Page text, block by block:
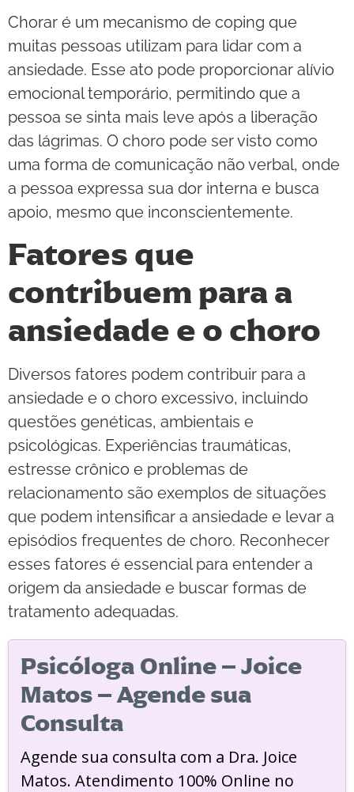
Chorar é um mecanismo de coping que
muitas pessoas utilizam para lidar com a
ansiedade. Esse ato pode proporcionar alívio
emocional temporário, permitindo que a
pessoa se sinta mais leve após a liberação
das lágrimas. O choro pode ser visto como
uma forma de comunicação não verbal, onde
a pessoa expressa sua dor interna e busca
apoio, mesmo que inconscientemente.
Fatores que
contribuem para a
ansiedade e o choro
Diversos fatores podem contribuir para a
ansiedade e o choro excessivo, incluindo
questões genéticas, ambientais e
psicológicas. Experiências traumáticas,
estresse crônico e problemas de
relacionamento são exemplos de situações
que podem intensificar a ansiedade e levar a
episódios frequentes de choro. Reconhecer
esses fatores é essencial para entender a
origem da ansiedade e buscar formas de
tratamento adequadas.
Psicóloga Online – Joice
Matos – Agende sua
Consulta
Agende sua consulta com a Dra. Joice
Matos. Atendimento 100% Online no